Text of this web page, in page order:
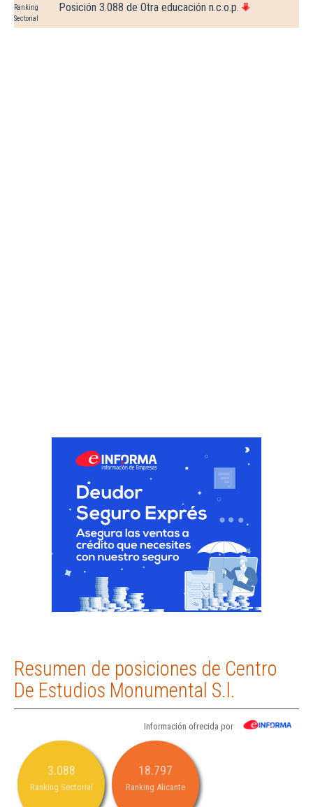
Ranking
Sectorial
Posición 3.088 de Otra educación n.c.o.p.
Resumen de posiciones de Centro
De Estudios Monumental S.l.
Información ofrecida por
3.088
Ranking Sectorial
18.797
Ranking Alicante